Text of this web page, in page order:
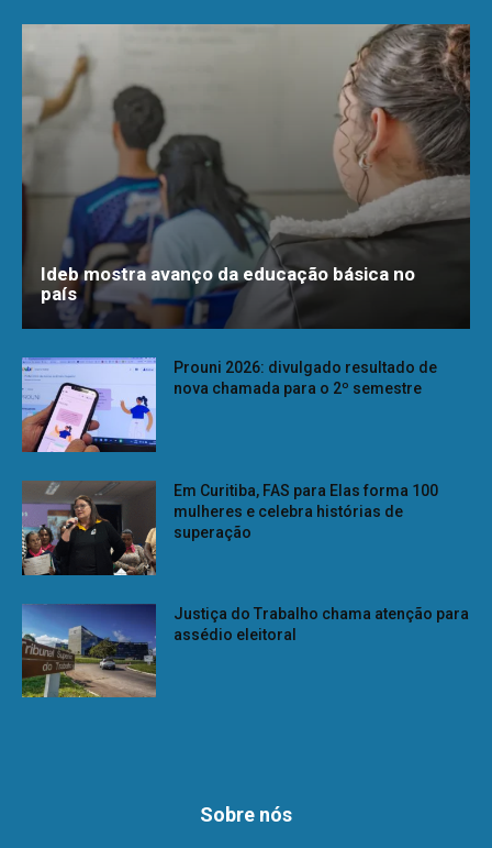
Ideb mostra avanço da educação básica no
país
Prouni 2026: divulgado resultado de
nova chamada para o 2º semestre
Em Curitiba, FAS para Elas forma 100
mulheres e celebra histórias de
superação
Justiça do Trabalho chama atenção para
assédio eleitoral
Sobre nós